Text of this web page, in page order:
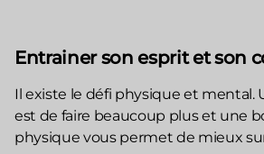
Entrainer son esprit et son
Il existe le défi physique et mental.
est de faire beaucoup plus et une
physique vous permet de mieux